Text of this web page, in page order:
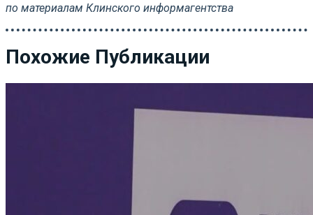
по материалам Клинского информагентства
Похожие Публикации